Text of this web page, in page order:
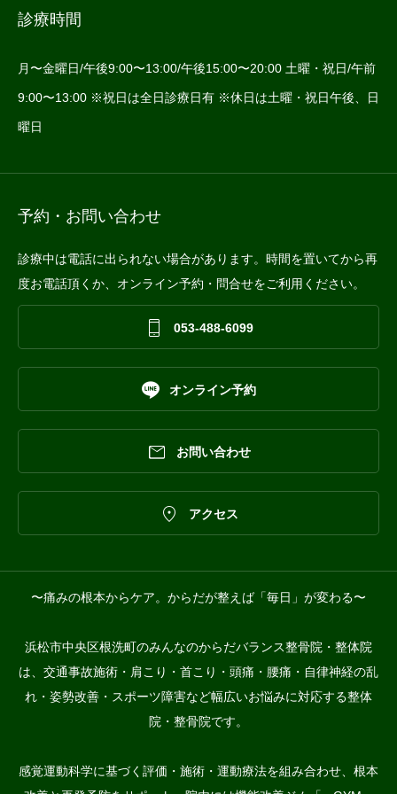
診療時間
月〜金曜日/午後9:00〜13:00/午後15:00〜20:00 土曜・祝日/午前
9:00〜13:00 ※祝日は全日診療日有 ※休日は土曜・祝日午後、日
曜日
予約・お問い合わせ
診療中は電話に出られない場合があります。時間を置いてから再
度お電話頂くか、オンライン予約・問合せをご利用ください。
 053-488-6099
 オンライン予約
 お問い合わせ
 アクセス
〜痛みの根本からケア。からだが整えば「毎日」が変わる〜
浜松市中央区根洗町のみんなのからだバランス整骨院・整体院
は、交通事故施術・肩こり・首こり・頭痛・腰痛・自律神経の乱
れ・姿勢改善・スポーツ障害など幅広いお悩みに対応する整体
院・整骨院です。
感覚運動科学に基づく評価・施術・運動療法を組み合わせ、根本